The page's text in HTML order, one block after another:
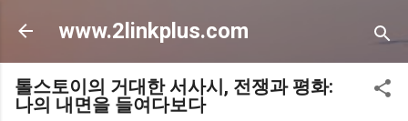
기본 콘텐츠로 건너뛰기
www.2linkplus.com
톨스토이의 거대한 서사시, 전쟁과 평화:
나의 내면을 들여다보다